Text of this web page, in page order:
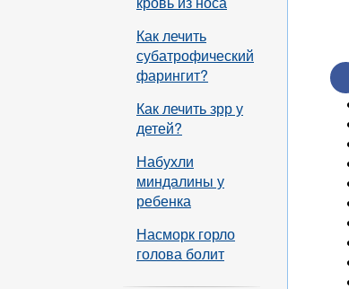
Как лечить
субатрофический
фарингит?
Как лечить зрр у
детей?
Набухли
миндалины у
ребенка
Насморк горло
голова болит